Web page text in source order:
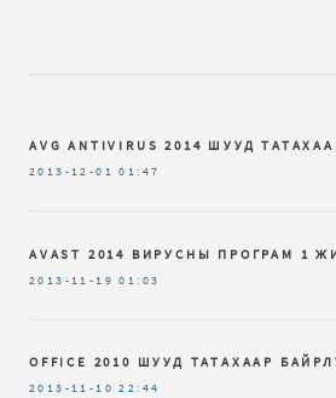
AVG ANTIVIRUS 2014 ШУУД
2013-12-01 01:47
AVAST 2014 ВИРУСНЫ ПРОГРАМ 1
2013-11-19 01:03
OFFICE 2010 ШУУД ТАТАХААР
2013-11-10 22:44